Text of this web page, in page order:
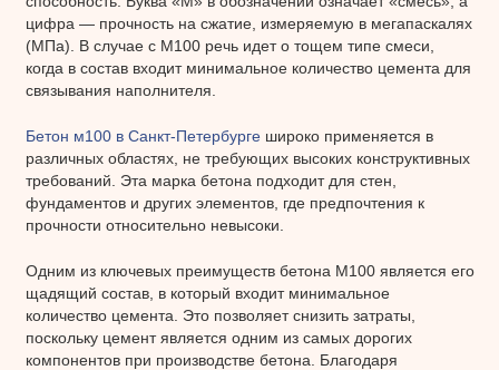
цифра — прочность на сжатие, измеряемую в мегапаскалях
(МПа). В случае с М100 речь идет о тощем типе смеси,
когда в состав входит минимальное количество цемента для
связывания наполнителя.
Бетон м100 в Санкт-Петербургешироко применяется в
различных областях, не требующих высоких конструктивных
требований. Эта марка бетона подходит для стен,
фундаментов и других элементов, где предпочтения к
прочности относительно невысоки.
Одним из ключевых преимуществ бетона М100 является его
щадящий состав, в который входит минимальное
количество цемента. Это позволяет снизить затраты,
поскольку цемент является одним из самых дорогих
компонентов при производстве бетона. Благодаря